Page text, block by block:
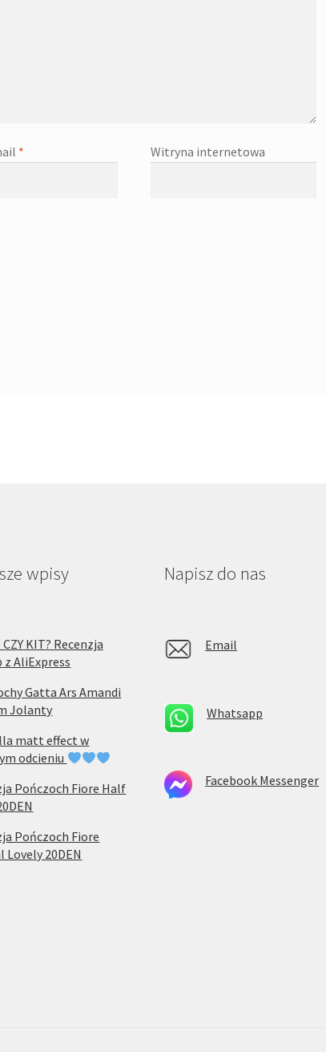
* Witryna internetowa
wpisy
KIT? Recenzja
AliExpress
Gatta Ars Amandi
Jolanty
matt effect w
odcieniu
Pończoch Fiore Half
Pończoch Fiore
Lovely 20DEN
Napisz do nas
Email
Whatsapp
Facebook Messenger